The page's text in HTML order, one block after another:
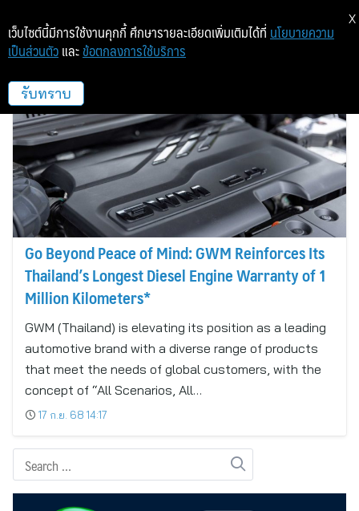
Great Wall Motors
Go Beyond Peace of Mind: GWM Reinforces Its
Thailand’s Longest Diesel Engine Warranty of 1
Million Kilometers*
GWM (Thailand) is elevating its position as a leading
automotive brand with a diverse range of products
that meet the needs of global customers, with the
concept of “All Scenarios, All…
17 ก.ย. 68 14:17
เว็บไซต์นี้มีการใช้งานคุกกี้ ศึกษารายละเอียดเพิ่มเติมได้ที่ นโยบายความ
เป็นส่วนตัว และ ข้อตกลงการใช้บริการ
รับทราบ
X